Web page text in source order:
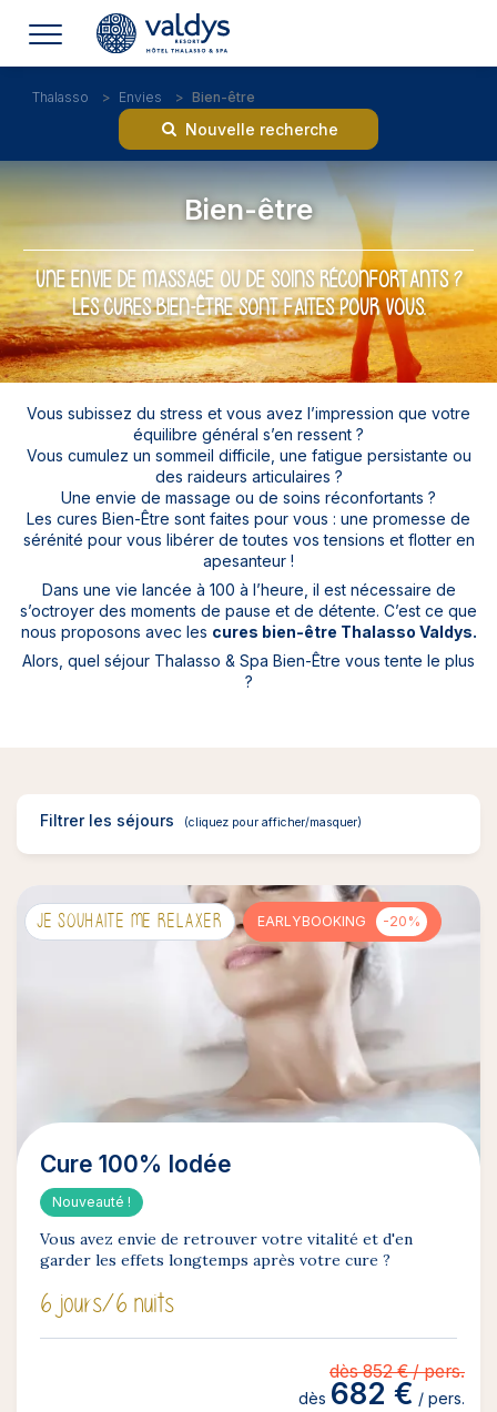
Thalasso Envies Bien-être
Nouvelle recherche
Bien-être
UNE ENVIE DE MASSAGE OU DE SOINS RÉCONFORTANTS ?
LES CURES BIEN-ÊTRE SONT FAITES POUR VOUS.
Vous subissez du stress et vous avez l’impression que votre
équilibre général s’en ressent ?
Vous cumulez un sommeil difficile, une fatigue persistante ou
des raideurs articulaires ?
Une envie de massage ou de soins réconfortants ?
Les cures Bien-Être sont faites pour vous : une promesse de
sérénité pour vous libérer de toutes vos tensions et flotter en
apesanteur !
Dans une vie lancée à 100 à l’heure, il est nécessaire de
s’octroyer des moments de pause et de détente. C’est ce que
nous proposons avec les cures bien-être Thalasso Valdys.
Alors, quel séjour Thalasso & Spa Bien-Être vous tente le plus
?
Filtrer les séjours
JE SOUHAITE ME RELAXER EARLYBOOKING -20%
Cure 100% Iodée
Nouveauté !
Vous avez envie de retrouver votre vitalité et d'en
garder les effets longtemps après votre cure ?
6 jours/6 nuits
dès 852 € / pers.
dès 682 € / pers.